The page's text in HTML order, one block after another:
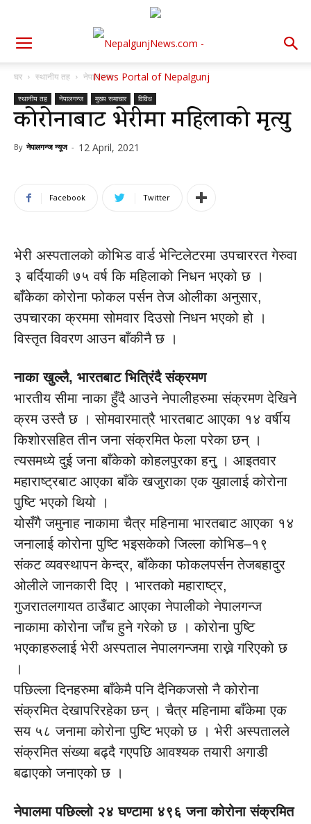
घर स्थानीय तह नेपालगन्ज
स्थानीय तह नेपालगन्ज मुख्य समाचार विविध
कोरोनाबाट भेरीमा महिलाको मृत्यु
By नेपालगन्ज न्यूज - 12 April, 2021
Facebook Twitter
भेरी अस्पतालको कोभिड वार्ड भेन्टिलेटरमा उपचाररत गेरुवा
३ बर्दियाकी ७५ वर्ष कि महिलाको निधन भएको छ ।
बाँकेका कोरोना फोकल पर्सन तेज ओलीका अनुसार,
उपचारका क्रममा सोमवार दिउसो निधन भएको हो ।
विस्तृत विवरण आउन बाँकीनै छ ।
नाका खुल्लै, भारतबाट भित्रिंदै संक्रमण
भारतीय सीमा नाका हुँदै आउने नेपालीहरुमा संक्रमण देखिने
क्रम उस्तै छ । सोमवारमात्रै भारतबाट आएका १४ वर्षीय
किशोरसहित तीन जना संक्रमित फेला परेका छन् ।
त्यसमध्ये दुई जना बाँकेको कोहलपुरका हनु् । आइतवार
महाराष्ट्रबाट आएका बाँके खजुराका एक युवालाई कोरोना
पुष्टि भएको थियो ।
योसँगै जमुनाह नाकामा चैत्र महिनामा भारतबाट आएका १४
जनालाई कोरोना पुष्टि भइसकेको जिल्ला कोभिड–१९
संकट व्यवस्थापन केन्द्र, बाँकेका फोकलपर्सन तेजबहादुर
ओलीले जानकारी दिए । भारतको महाराष्ट्र,
गुजरातलगायत ठाउँबाट आएका नेपालीको नेपालगन्ज
नाकामा कोरोना जाँच हुने गरेको छ । कोरोना पुष्टि
भएकाहरुलाई भेरी अस्पताल नेपालगन्जमा राख्ने गरिएको छ
।
पछिल्ला दिनहरुमा बाँकेमै पनि दैनिकजसो नै कोरोना
संक्रमित देखापरिरहेका छन् । चैत्र महिनामा बाँकेमा एक
सय ५८ जनामा कोरोना पुष्टि भएको छ । भेरी अस्पतालले
संक्रमित संख्या बढ्दै गएपछि आवश्यक तयारी अगाडी
बढाएको जनाएको छ ।
नेपालमा पछिल्लो २४ घण्टामा ४९६ जना कोरोना संक्रमित